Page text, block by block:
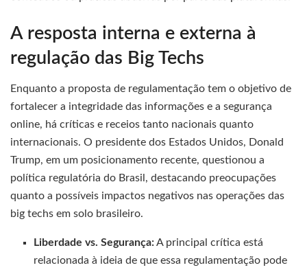
A resposta interna e externa à
regulação das Big Techs
Enquanto a proposta de regulamentação tem o objetivo de
fortalecer a integridade das informações e a segurança
online, há críticas e receios tanto nacionais quanto
internacionais. O presidente dos Estados Unidos, Donald
Trump, em um posicionamento recente, questionou a
política regulatória do Brasil, destacando preocupações
quanto a possíveis impactos negativos nas operações das
big techs em solo brasileiro.
Liberdade vs. Segurança:A principal crítica está
relacionada à ideia de que essa regulamentação pode